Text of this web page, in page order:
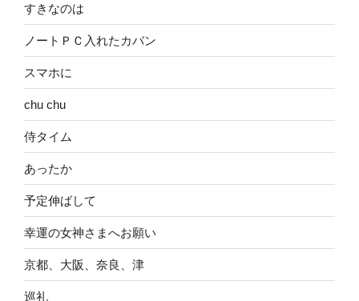
すきなのは
ノートＰＣ入れたカバン
スマホに
chu chu
侍タイム
あったか
予定伸ばして
幸運の女神さまへお願い
京都、大阪、奈良、津
巡礼